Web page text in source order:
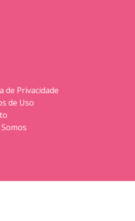
de Privacidade
de Uso